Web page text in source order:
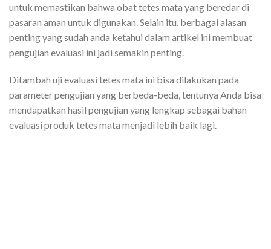
untuk memastikan bahwa obat tetes mata yang beredar di
pasaran aman untuk digunakan. Selain itu, berbagai alasan
penting yang sudah anda ketahui dalam artikel ini membuat
pengujian evaluasi ini jadi semakin penting.
Ditambah uji evaluasi tetes mata ini bisa dilakukan pada
parameter pengujian yang berbeda-beda, tentunya Anda bisa
mendapatkan hasil pengujian yang lengkap sebagai bahan
evaluasi produk tetes mata menjadi lebih baik lagi.